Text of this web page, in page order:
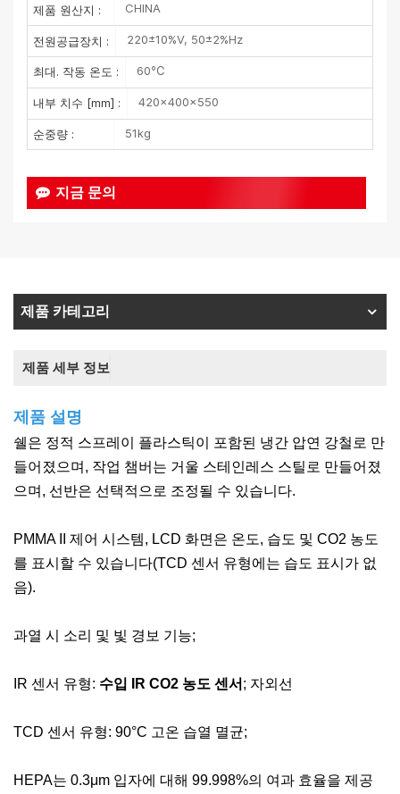
제품 원산지 : CHINA
전원공급장치 : 220±10%V, 50±2%Hz
최대. 작동 온도 : 60℃
내부 치수 [mm] : 420×400×550
순중량 : 51kg
지금 문의
제품 카테고리
제품 세부 정보
제품 설명
쉘은 정적 스프레이 플라스틱이 포함된 냉간 압연 강철로 만
들어졌으며, 작업 챔버는 거울 스테인레스 스틸로 만들어졌
으며, 선반은 선택적으로 조정될 수 있습니다.
PMMA II 제어 시스템, LCD 화면은 온도, 습도 및 CO2 농도
를 표시할 수 있습니다(TCD 센서 유형에는 습도 표시가 없
음).
과열 시 소리 및 빛 경보 기능;
IR 센서 유형: 수입 IR CO2 농도 센서 ; 자외선
TCD 센서 유형: 90°C 고온 습열 멸균;
HEPA는 0.3μm 입자에 대해 99.998%의 여과 효율을 제공